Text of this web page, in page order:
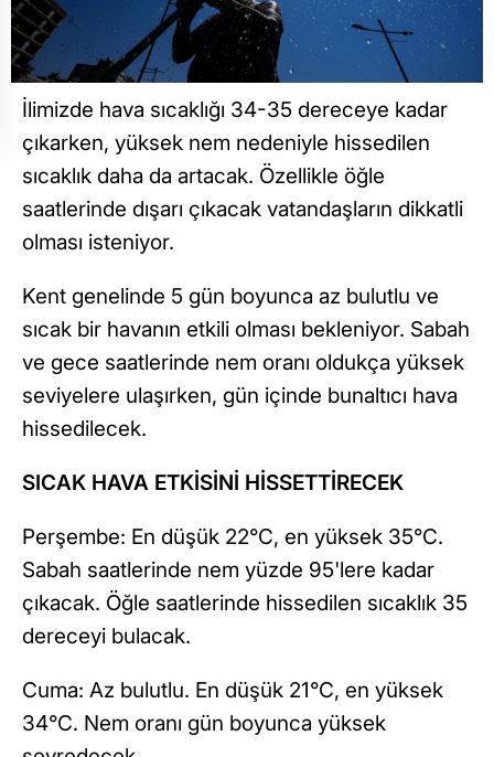
İlimizde hava sıcaklığı 34-35 dereceye kadar
çıkarken, yüksek nem nedeniyle hissedilen
sıcaklık daha da artacak. Özellikle öğle
saatlerinde dışarı çıkacak vatandaşların dikkatli
olması isteniyor.
Kent genelinde 5 gün boyunca az bulutlu ve
sıcak bir havanın etkili olması bekleniyor. Sabah
ve gece saatlerinde nem oranı oldukça yüksek
seviyelere ulaşırken, gün içinde bunaltıcı hava
hissedilecek.
SICAK HAVA ETKİSİNİ HİSSETTİRECEK
Perşembe: En düşük 22°C, en yüksek 35°C.
Sabah saatlerinde nem yüzde 95'lere kadar
çıkacak. Öğle saatlerinde hissedilen sıcaklık 35
dereceyi bulacak.
Cuma: Az bulutlu. En düşük 21°C, en yüksek
34°C. Nem oranı gün boyunca yüksek